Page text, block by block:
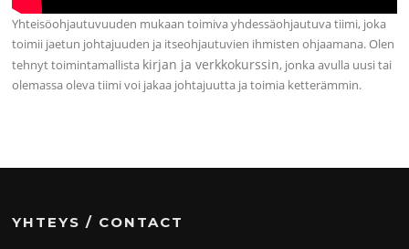
Yhteisöohjautuvuuden mukaan toimiva yhdessäohjautuva tiimi, joka
toimii jaetun johtajuuden ja itseohjautuvien ihmisten ohjaamana. Olen
tehnyt toimintamallista kirjan ja verkkokurssin, jonka avulla uusi tai
olemassa oleva tiimi voi jakaa johtajuutta ja toimia ketterämmin.
YHTEYS / CONTACT